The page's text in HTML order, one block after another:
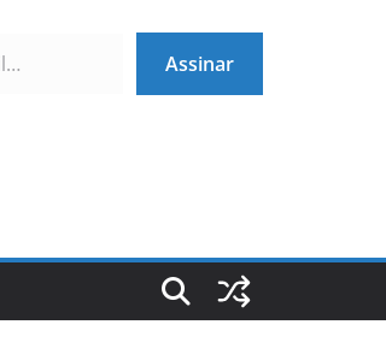
Assinar